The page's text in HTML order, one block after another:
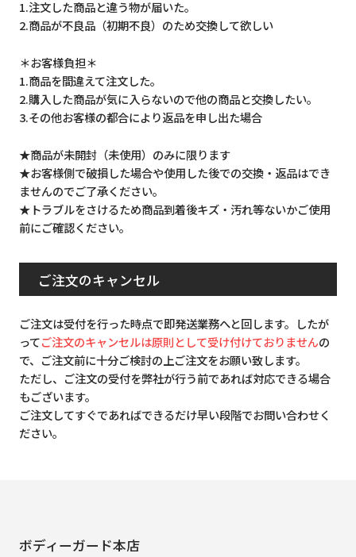
1.注文した商品と違う物が届いた。
2.商品が不良品（初期不良）のため交換して欲しい
＊お客様負担＊
1.商品を間違えて注文した。
2.購入した商品が気に入らないので他の商品と交換したい。
3.その他お客様の都合により返品を申し出た場合
★商品が未開封（未使用）のみに限ります
★お客様側で破損した場合や使用した後での交換・返品はでき
ませんのでご了承ください。
★トラブルをさけるため商品到着後キズ・汚れ等ないかご使用
前にご確認ください。
ご注文のキャンセル
ご注文は受付を行った時点で即発送業務へと回します。したが
ってご注文のキャンセルは原則として受け付けておりませんの
で、ご注文前に十分ご検討の上ご注文をお願い致します。
ただし、ご注文の受付を弊社が行う前であれば対応できる場合
もございます。
ご注文してすぐであればできるだけ早い段階でお問い合わせく
ださい。
ボディーガード本店